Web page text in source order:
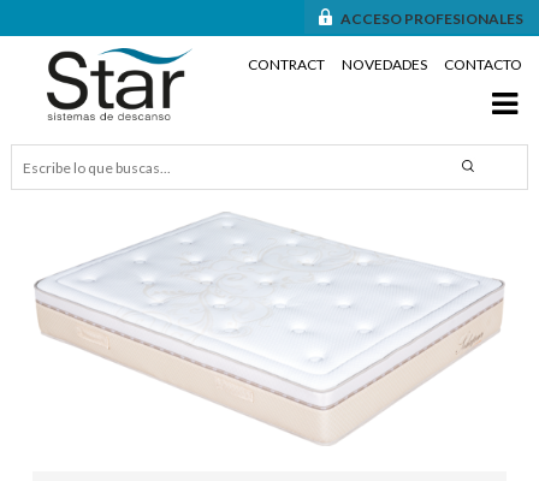
ACCESO PROFESIONALES
CONTRACT NOVEDADES CONTACTO